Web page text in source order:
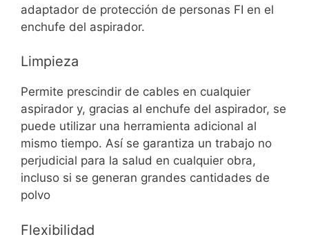
adaptador de protección de personas FI en el
enchufe del aspirador.
Limpieza
Permite prescindir de cables en cualquier
aspirador y, gracias al enchufe del aspirador, se
puede utilizar una herramienta adicional al
mismo tiempo. Así se garantiza un trabajo no
perjudicial para la salud en cualquier obra,
incluso si se generan grandes cantidades de
polvo
Flexibilidad